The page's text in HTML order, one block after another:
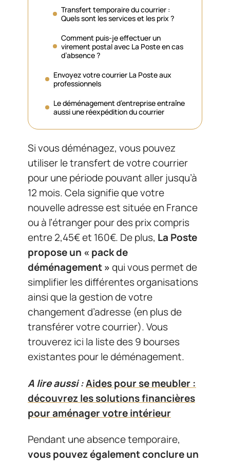
Transfert temporaire du courrier :
Quels sont les services et les prix ?
Comment puis-je effectuer un
virement postal avec La Poste en cas
d’absence ?
Envoyez votre courrier La Poste aux
professionnels
Le déménagement d’entreprise entraîne
aussi une réexpédition du courrier
Si vous déménagez, vous pouvez
utiliser le transfert de votre courrier
pour une période pouvant aller jusqu’à
12 mois. Cela signifie que votre
nouvelle adresse est située en France
ou à l’étranger pour des prix compris
entre 2,45€ et 160€. De plus, La Poste
propose un « pack de
déménagement »qui vous permet de
simplifier les différentes organisations
ainsi que la gestion de votre
changement d’adresse (en plus de
transférer votre courrier). Vous
trouverez ici la liste des 9 bourses
existantes pour le déménagement.
A lire aussi :Aides pour se meubler :
découvrez les solutions financières
pour aménager votre intérieur
Pendant une absence temporaire,
vous pouvez également conclure un